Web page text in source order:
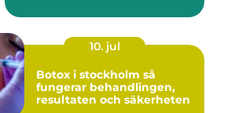
10. jul
Botox i stockholm så
fungerar behandlingen,
resultaten och säkerheten